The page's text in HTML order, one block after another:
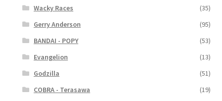
Wacky Races
(35)
Gerry Anderson
(95)
BANDAI - POPY
(53)
Evangelion
(13)
Godzilla
(51)
COBRA - Terasawa
(19)